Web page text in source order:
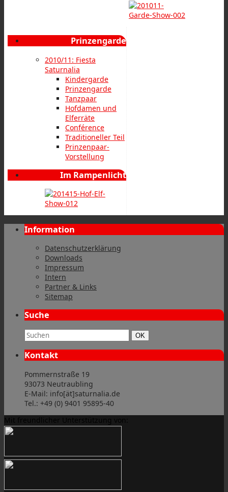
Prinzengarde
2010/11: Fiesta
Saturnalia
Kindergarde
Prinzengarde
Tanzpaar
Hofdamen und
Elferräte
Conférence
Traditioneller Teil
Prinzenpaar-
Vorstellung
Im Rampenlicht
Information
Datenschutzerklärung
Downloads
Impressum
Intern
Partner & Links
Sitemap
Suche
Suchbegriff: Suchen
OK
Kontakt
Pommernstraße 19
93073 Neutraubling
E-Mail: info[ät]saturnalia.de
Tel.: +49 (0) 9401 95895-40